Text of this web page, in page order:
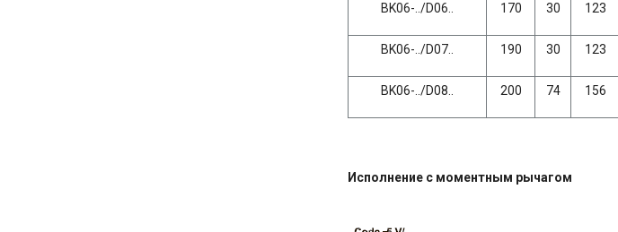
BK06-../D06.. 170 30 123
BK06-../D07.. 190 30 123
BK06-../D08.. 200 74 156
Исполнение с моментным рычагом